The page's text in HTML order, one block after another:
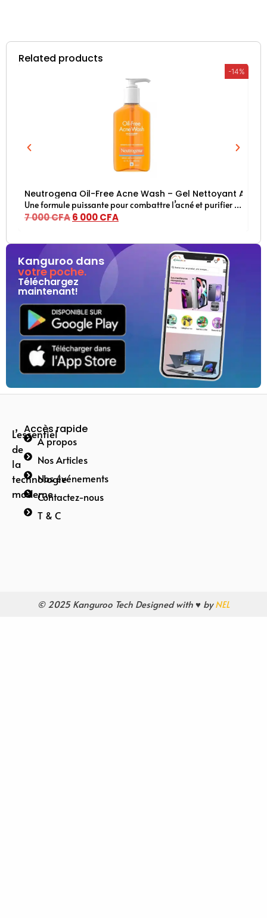
Related products
-14%
Neutrogena Oil-Free Acne Wash – Gel Nettoyant Anti-
Une formule puissante pour combattre l’acné et purifier la peau en profondeur
7 000CFA6 000CFA
Kanguroo dans
votre poche.
Téléchargez
maintenant!
L’essentiel
de
la
technologie
moderne
Accès rapide
A propos
Nos Articles
Nos événements
Contactez-nous
T & C
© 2025 Kanguroo Tech Designed with ♥ byNEL